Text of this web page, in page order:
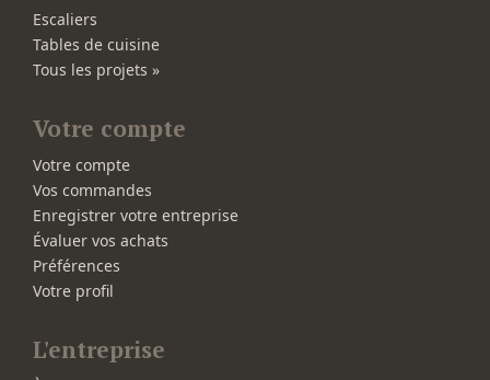
Escaliers
Tables de cuisine
Tous les projets »
Votre compte
Votre compte
Vos commandes
Enregistrer votre entreprise
Évaluer vos achats
Préférences
Votre profil
L'entreprise